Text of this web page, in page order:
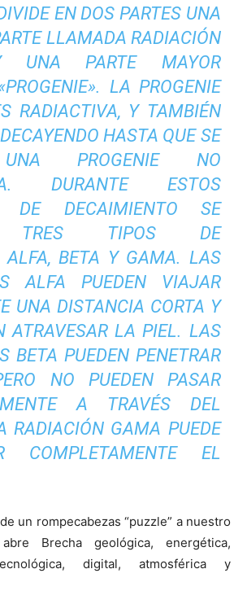
EN DOS PARTES UNA
LLAMADA RADIACIÓN
UNA PARTE MAYOR
LA PROGENIE
RADIACTIVA, Y TAMBIÉN
HASTA QUE SE
PROGENIE NO
DURANTE ESTOS
DE DECAIMIENTO SE
TRES TIPOS DE
ALFA, BETA Y GAMA. LAS
ALFA PUEDEN VIAJAR
UNA DISTANCIA CORTA Y
ATRAVESAR LA PIEL. LAS
BETA PUEDEN PENETRAR
NO PUEDEN PASAR
A TRAVÉS DEL
RADIACIÓN GAMA PUEDE
COMPLETAMENTE EL
un rompecabezas “puzzle” a nuestro
Brecha geológica, energética,
digital, atmosférica y